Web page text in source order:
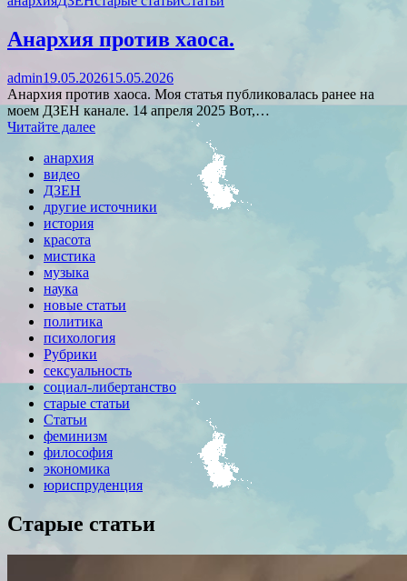
Анархия против хаоса.
admin19.05.202615.05.2026
Анархия против хаоса. Моя статья публиковалась ранее на
моем ДЗЕН канале. 14 апреля 2025 Вот,…
Читайте далее
анархия
видео
ДЗЕН
другие источники
история
красота
мистика
музыка
наука
новые статьи
политика
психология
Рубрики
сексуальность
социал-либертанство
старые статьи
Статьи
феминизм
философия
экономика
юриспруденция
Старые статьи